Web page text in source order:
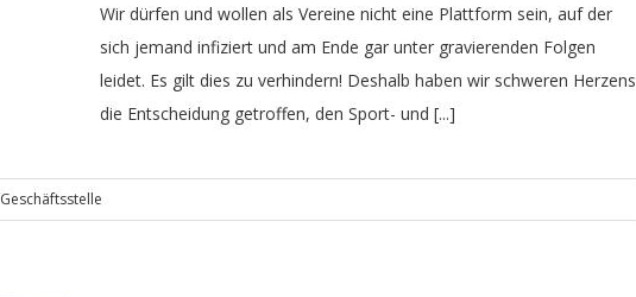
Wir dürfen und wollen als Vereine nicht eine Plattform sein, auf der
sich jemand infiziert und am Ende gar unter gravierenden Folgen
leidet. Es gilt dies zu verhindern! Deshalb haben wir schweren Herzens
die Entscheidung getroffen, den Sport- und [...]
Geschäftsstelle